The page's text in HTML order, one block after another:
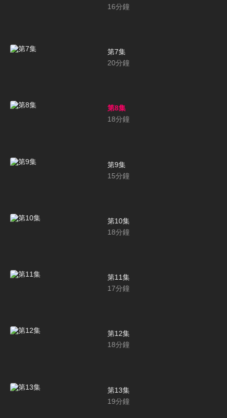
16分鐘
第7集
20分鐘
第8集
18分鐘
第9集
15分鐘
第10集
18分鐘
第11集
17分鐘
第12集
18分鐘
第13集
19分鐘